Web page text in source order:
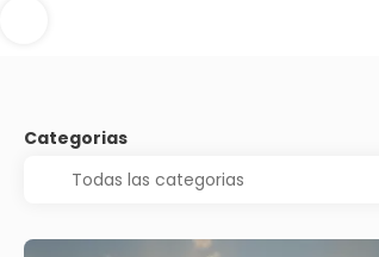
Categorias